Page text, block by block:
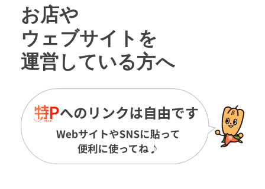
お店や
ウェブサイトを
運営している方へ